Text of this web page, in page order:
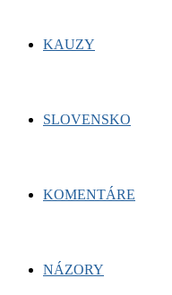
KAUZY
SLOVENSKO
KOMENTÁRE
NÁZORY